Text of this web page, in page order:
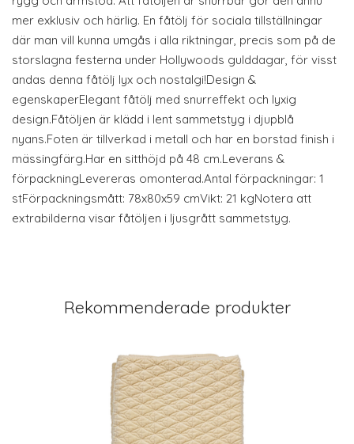
mer exklusiv och härlig. En fåtölj för sociala tillställningar
där man vill kunna umgås i alla riktningar, precis som på de
storslagna festerna under Hollywoods gulddagar, för visst
andas denna fåtölj lyx och nostalgi!Design &
egenskaperElegant fåtölj med snurreffekt och lyxig
design.Fåtöljen är klädd i lent sammetstyg i djupblå
nyans.Foten är tillverkad i metall och har en borstad finish i
mässingfärg.Har en sitthöjd på 48 cm.Leverans &
förpackningLevereras omonterad.Antal förpackningar: 1
stFörpackningsmått: 78x80x59 cmVikt: 21 kgNotera att
extrabilderna visar fåtöljen i ljusgrått sammetstyg.
Rekommenderade produkter